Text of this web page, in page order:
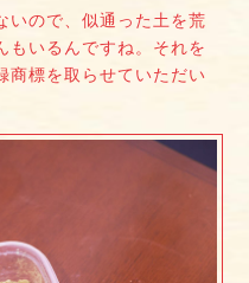
いので、似通った土を荒
もいるんですね。それを
商標を取らせていただい